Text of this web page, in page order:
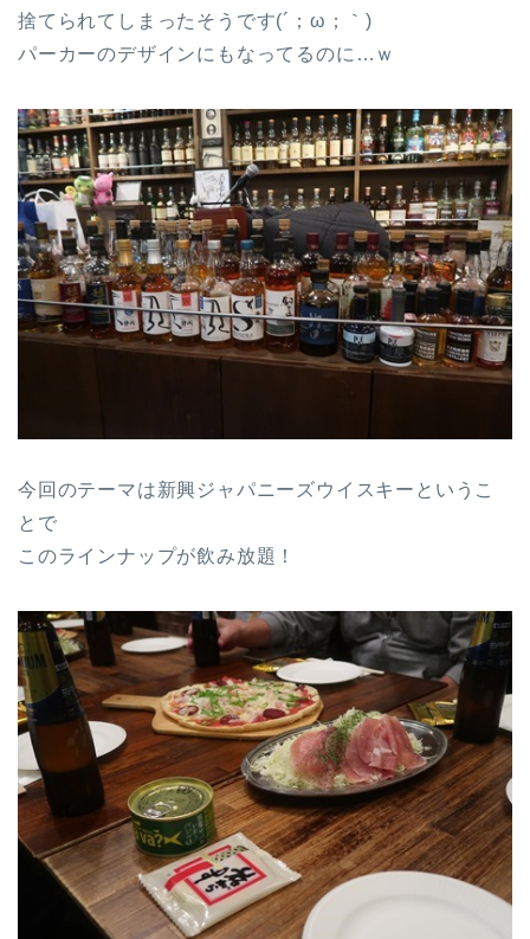
捨てられてしまったそうです(´；ω；｀)
パーカーのデザインにもなってるのに…ｗ
今回のテーマは新興ジャパニーズウイスキーというこ
とで
このラインナップが飲み放題！